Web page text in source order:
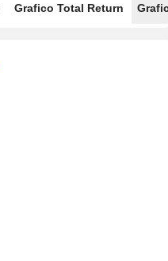
Grafico Total Return